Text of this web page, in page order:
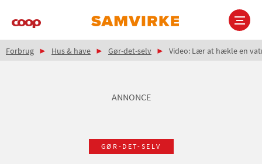
Main
Brødkrumme
Forbrug Hus & have Gør-det-selv Video: Lær at hækle en
ANNONCE
GØR-DET-SELV